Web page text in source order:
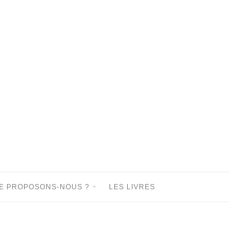
PROPOSONS-NOUS ? LES LIVRES